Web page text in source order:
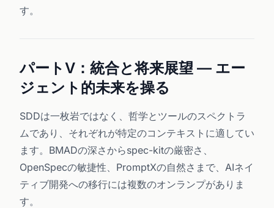
す。
パートV：統合と将来展望 — エー
ジェント的未来を操る
SDDは一枚岩ではなく、哲学とツールのスペクトラ
ムであり、それぞれが特定のコンテキストに適してい
ます。BMADの深さからspec-kitの厳密さ、
OpenSpecの敏捷性、PromptXの自然さまで、AIネイ
ティブ開発への移行には複数のオンランプがありま
す。